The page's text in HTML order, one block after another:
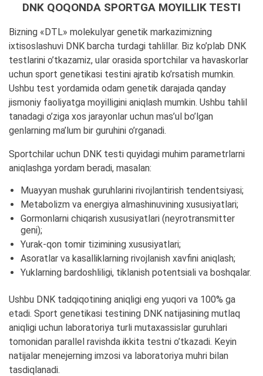
DNK QOQONDA SPORTGA MOYILLIK TESTI
Bizning «DTL» molekulyar genetik markazimizning
ixtisoslashuvi DNK barcha turdagi tahlillar. Biz ko’plab DNK
testlarini o’tkazamiz, ular orasida sportchilar va havaskorlar
uchun sport genetikasi testini ajratib ko’rsatish mumkin.
Ushbu test yordamida odam genetik darajada qanday
jismoniy faoliyatga moyilligini aniqlash mumkin. Ushbu tahlil
tanadagi o’ziga xos jarayonlar uchun mas’ul bo’lgan
genlarning ma’lum bir guruhini o’rganadi.
Sportchilar uchun DNK testi quyidagi muhim parametrlarni
aniqlashga yordam beradi, masalan:
Muayyan mushak guruhlarini rivojlantirish tendentsiyasi;
Metabolizm va energiya almashinuvining xususiyatlari;
Gormonlarni chiqarish xususiyatlari (neyrotransmitter
geni);
Yurak-qon tomir tizimining xususiyatlari;
Asoratlar va kasalliklarning rivojlanish xavfini aniqlash;
Yuklarning bardoshliligi, tiklanish potentsiali va boshqalar.
Ushbu DNK tadqiqotining aniqligi eng yuqori va 100% ga
etadi. Sport genetikasi testining DNK natijasining mutlaq
aniqligi uchun laboratoriya turli mutaxassislar guruhlari
tomonidan parallel ravishda ikkita testni o’tkazadi. Keyin
natijalar menejerning imzosi va laboratoriya muhri bilan
tasdiqlanadi.